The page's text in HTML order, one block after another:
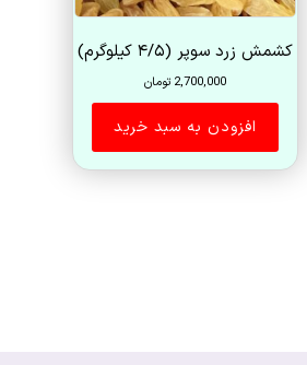
کشمش زرد سوپر (۴/۵ کیلوگرم)
2,700,000 تومان
افزودن به سبد خرید